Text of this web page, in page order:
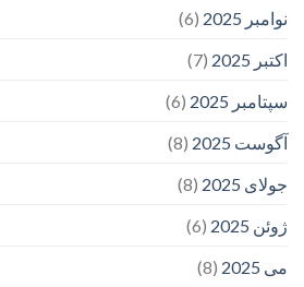
نوامبر 2025
(6)
اکتبر 2025
(7)
سپتامبر 2025
(6)
آگوست 2025
(8)
جولای 2025
(8)
ژوئن 2025
(6)
می 2025
(8)